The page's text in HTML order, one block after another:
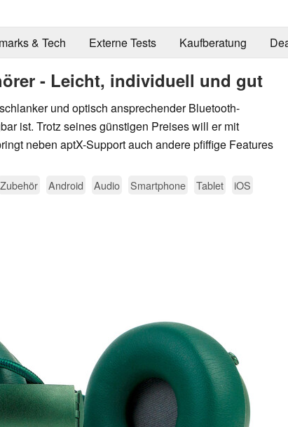
& Tech Externe Tests Kaufberatung
- Leicht, individuell und gut
und optisch ansprechender Bluetooth-
ist. Trotz seines günstigen Preises will er mit
neben aptX-Support auch andere pfiffige Features
Zubehör Android Audio Smartphone Tablet
iOS